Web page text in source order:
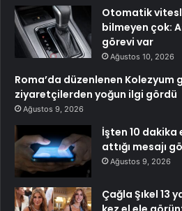
Otomatik
bilmeyen çok:
görevi var
Ağustos 10, 2026
Roma’da düzenlenen Kolezyum
ziyaretçilerden yoğun ilgi gördü
Ağustos 9, 2026
İşten 10 dakika
attığı mesajı
Ağustos 9, 2026
Çağla Şıkel 13